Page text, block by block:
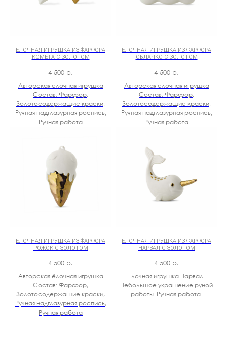
ЕЛОЧНАЯ ИГРУШКА ИЗ ФАРФОРА
КОМЕТА С ЗОЛОТОМ
4 500 р.
Авторская ёлочная игрушка
Состав: Фарфор,
Золотосодержащие краски,
Ручная надглазурная роспись,
Ручная работа
ЕЛОЧНАЯ ИГРУШКА ИЗ ФАРФОРА
ОБЛАЧКО С ЗОЛОТОМ
4 500 р.
Авторская ёлочная игрушка
Состав: Фарфор,
Золотосодержащие краски,
Ручная надглазурная роспись,
Ручная работа
ЕЛОЧНАЯ ИГРУШКА ИЗ ФАРФОРА
РОЖОК С ЗОЛОТОМ
4 500 р.
Авторская ёлочная игрушка
Состав: Фарфор,
Золотосодержащие краски,
Ручная надглазурная роспись,
Ручная работа
ЕЛОЧНАЯ ИГРУШКА ИЗ ФАРФОРА
НАРВАЛ С ЗОЛОТОМ
4 500 р.
Елочная игрушка Нарвал.
Небольшое украшение руной
работы. Ручная работа.